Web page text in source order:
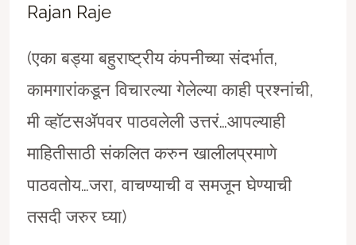
Rajan Raje
(एका बड्या बहुराष्ट्रीय कंपनीच्या संदर्भात,
कामगारांकडून विचारल्या गेलेल्या काही प्रश्नांची,
मी व्हाॅटसॲपवर पाठवलेली उत्तरं…आपल्याही
माहितीसाठी संकलित करुन खालीलप्रमाणे
पाठवतोय…जरा, वाचण्याची व समजून घेण्याची
तसदी जरुर घ्या)